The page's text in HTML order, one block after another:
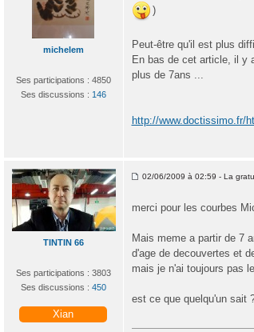
michelem
Ses participations : 4850
Ses discussions : 146
)
Peut-être qu'il est plus
En bas de cet article, il y
plus de 7ans ...
http://www.doctissimo.fr/
TINTIN 66
Ses participations : 3803
Ses discussions : 450
Xian
02/06/2009 à 02:59 - La
merci pour les courbes
Mais meme a partir de 7
d'age de decouvertes et
mais je n'ai toujours pas
est ce que quelqu'un sait